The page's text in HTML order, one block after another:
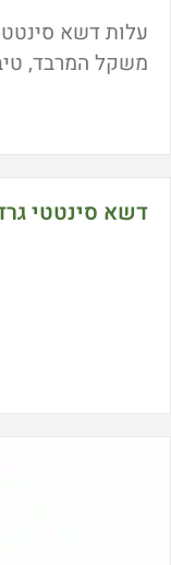
עלות דשא
משקל המרבד,
דשא סינטטי
דשא סינטטי